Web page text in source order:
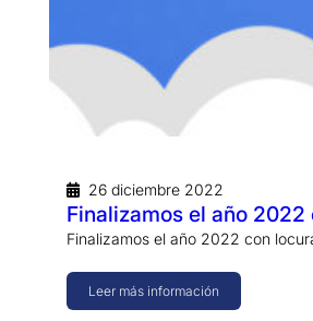
26 diciembre 2022
Finalizamos el año
Finalizamos el año 2022 con
Leer más información